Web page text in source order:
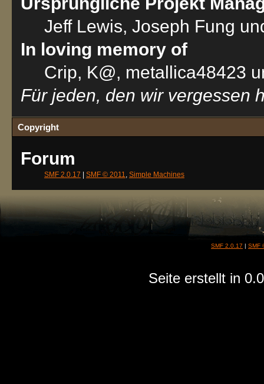
Jeff Lewis, Joseph Fung
In loving memory of
Crip, K@, metallica48423
Für jeden, den wir vergessen
Copyright
Forum
SMF 2.0.17 SMF © 2011, Simple Machines
SMF 2.0.17 | SMF
Seite erstellt in